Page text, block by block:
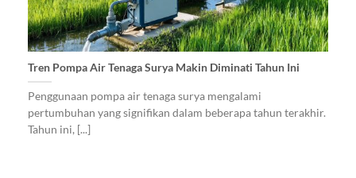
Tren Pompa Air Tenaga Surya Makin Diminati Tahun Ini
Penggunaan pompa air tenaga surya mengalami
pertumbuhan yang signifikan dalam beberapa tahun terakhir.
Tahun ini, [...]